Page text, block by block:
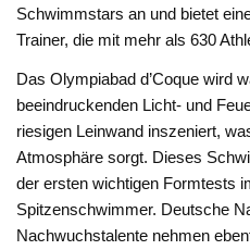
Schwimmstars an und bietet
Trainer, die mit mehr als 630
Das Olympiabad d’Coque wird
beeindruckenden Licht- und
riesigen Leinwand inszeniert,
Atmosphäre sorgt. Dieses
der ersten wichtigen Formtests
Spitzenschwimmer. Deutsche
Nachwuchstalente nehmen